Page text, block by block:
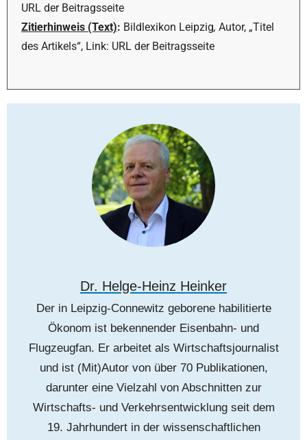
URL der Beitragsseite
Zitierhinweis (Text): Bildlexikon Leipzig, Autor, „Titel
des Artikels“, Link: URL der Beitragsseite
Dr. Helge-Heinz Heinker
Der in Leipzig-Connewitz geborene habilitierte
Ökonom ist bekennender Eisenbahn- und
Flugzeugfan. Er arbeitet als Wirtschaftsjournalist
und ist (Mit)Autor von über 70 Publikationen,
darunter eine Vielzahl von Abschnitten zur
Wirtschafts- und Verkehrsentwicklung seit dem
19. Jahrhundert in der wissenschaftlichen